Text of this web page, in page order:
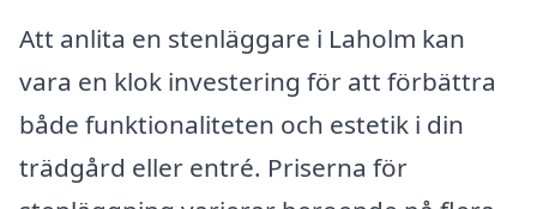
Att anlita en stenläggare i Laholm kan
vara en klok investering för att förbättra
både funktionaliteten och estetik i din
trädgård eller entré. Priserna för